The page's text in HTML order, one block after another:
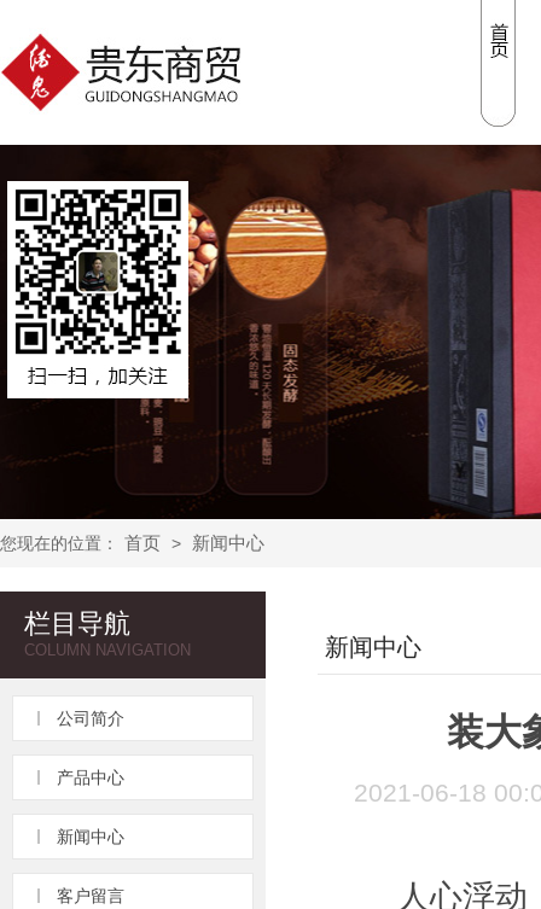
您现在的位置： 首页 > 新闻中心
栏目导航
COLUMN NAVIGATION
公司简介
产品中心
新闻中心
客户留言
新闻中心
装大
2021-06-18
人心浮动，